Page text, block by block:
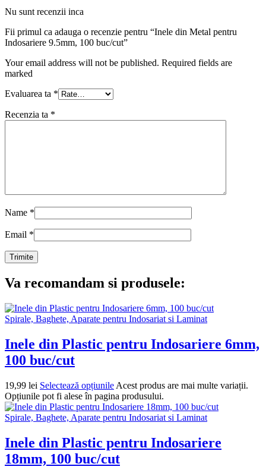
Nu sunt recenzii inca
Fii primul ca adauga o recenzie pentru “Inele din Metal pentru
Indosariere 9.5mm, 100 buc/cut”
Your email address will not be published. Required fields are
marked
Evaluarea ta *
Recenzia ta *
Name *
Email *
Va recomandam si produsele:
Spirale, Baghete, Aparate pentru Indosariat si Laminat
Inele din Plastic pentru Indosariere 6mm,
100 buc/cut
19,99 lei Selectează opțiunile Acest produs are mai multe variații.
Opțiunile pot fi alese în pagina produsului.
Spirale, Baghete, Aparate pentru Indosariat si Laminat
Inele din Plastic pentru Indosariere
18mm, 100 buc/cut